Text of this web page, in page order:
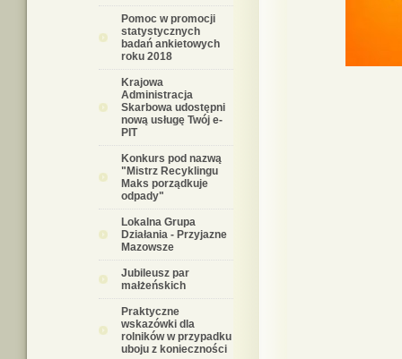
Pomoc w promocji
statystycznych
badań ankietowych
roku 2018
Krajowa
Administracja
Skarbowa udostępni
nową usługę Twój e-
PIT
Konkurs pod nazwą
"Mistrz Recyklingu
Maks porządkuje
odpady"
Lokalna Grupa
Działania - Przyjazne
Mazowsze
Jubileusz par
małżeńskich
Praktyczne
wskazówki dla
rolników w przypadku
uboju z konieczności